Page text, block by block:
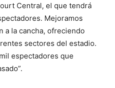
Central, el que tendrá
Mejoramos
a la cancha, ofreciendo
sectores del estadio.
espectadores que